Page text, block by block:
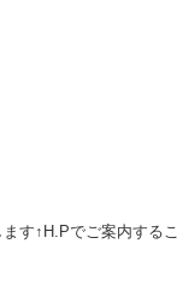
す↑H.Pでご案内するこ